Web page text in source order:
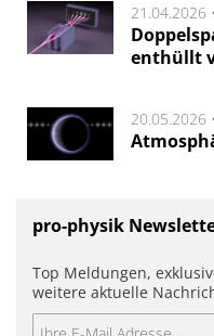
21.04.2026 •
enthüllt
20.05.2026 •
pro-physik
Top Meldungen,
weitere aktuelle